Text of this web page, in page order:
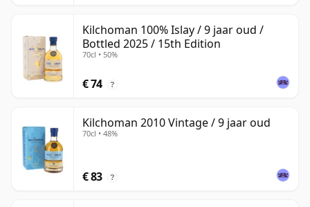
Kilchoman 100% Islay / 9 jaar oud /
Bottled 2025 / 15th Edition
70cl • 50%
€ 74 ?
Kilchoman 2010 Vintage / 9 jaar oud
70cl • 48%
€ 83 ?